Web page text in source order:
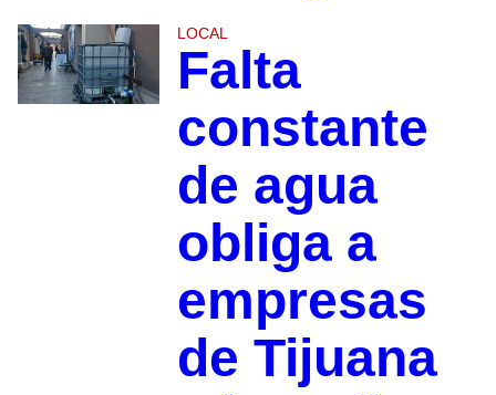
LOCAL
Falta
constante
de agua
obliga a
empresas
de Tijuana